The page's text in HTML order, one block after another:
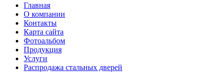
Главная
О компании
Контакты
Карта сайта
Фотоальбом
Продукция
Услуги
Распродажа стальных дверей